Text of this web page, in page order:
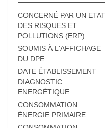
CONCERNÉ PAR UN ETAT
DES RISQUES ET
POLLUTIONS (ERP)
SOUMIS À L'AFFICHAGE
DU DPE
DATE ÉTABLISSEMENT
DIAGNOSTIC
ENERGÉTIQUE
CONSOMMATION
ÉNERGIE PRIMAIRE